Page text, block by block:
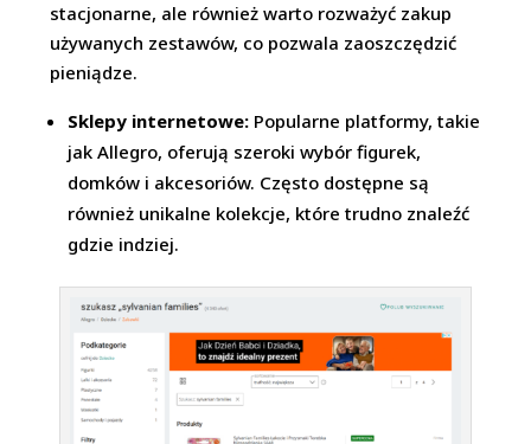
stacjonarne, ale również warto rozważyć zakup
używanych zestawów, co pozwala zaoszczędzić
pieniądze.
Sklepy internetowe: Popularne platformy, takie
jak Allegro, oferują szeroki wybór figurek,
domków i akcesoriów. Często dostępne są
również unikalne kolekcje, które trudno znaleźć
gdzie indziej.